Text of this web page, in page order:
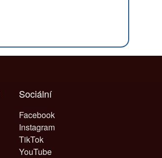
Sociální
Facebook
Instagram
TikTok
YouTube